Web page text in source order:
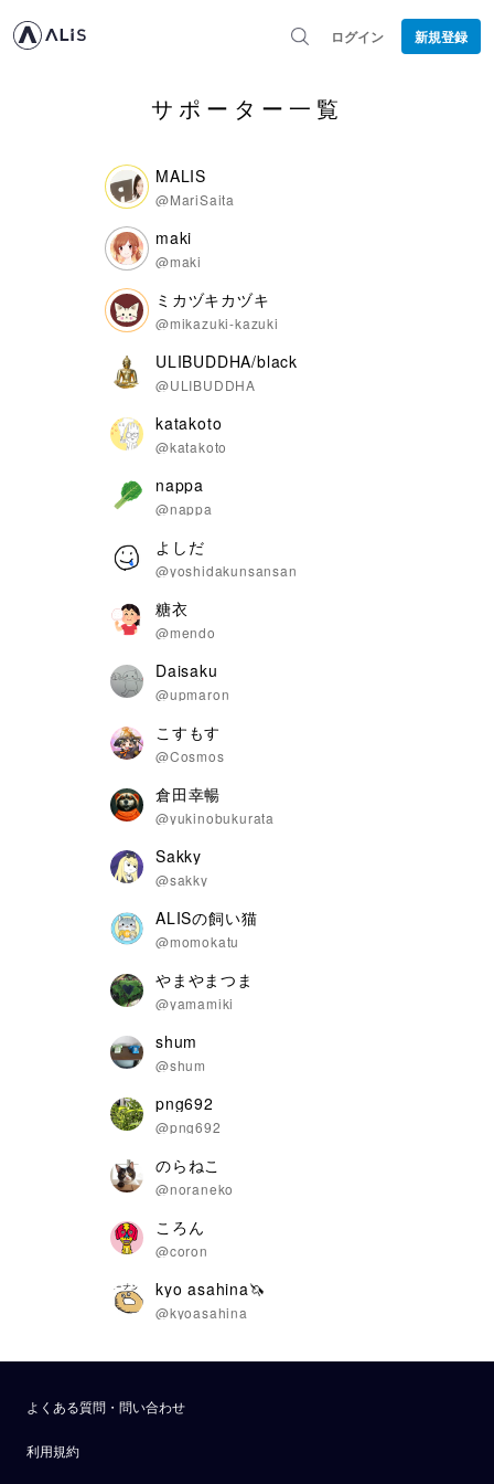
ログイン 新規登録
サポーター一覧
MALIS
@MariSaita
maki
@maki
ミカヅキカヅキ
@mikazuki-kazuki
ULIBUDDHA/black
@ULIBUDDHA
katakoto
@katakoto
nappa
@nappa
よしだ
@yoshidakunsansan
糖衣
@mendo
Daisaku
@upmaron
こすもす
@Cosmos
倉田幸暢
@yukinobukurata
Sakky
@sakky
ALISの飼い猫
@momokatu
やまやまつま
@yamamiki
shum
@shum
png692
@png692
のらねこ
@noraneko
ころん
@coron
kyo asahina🦄
@kyoasahina
よくある質問・問い合わせ
利用規約